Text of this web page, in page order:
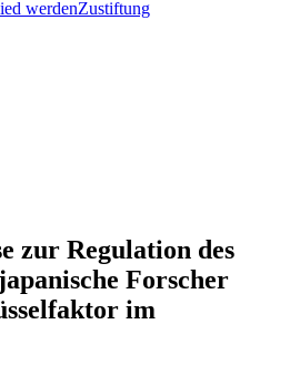
werdenZustiftung
zur Regulation des
Forscher
im